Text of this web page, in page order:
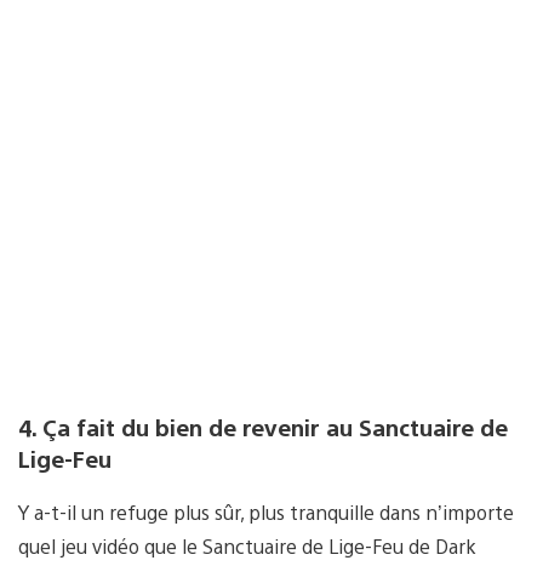
4. Ça fait du bien de revenir au Sanctuaire de
Lige-Feu
Y a-t-il un refuge plus sûr, plus tranquille dans n’importe
quel jeu vidéo que le Sanctuaire de Lige-Feu de Dark